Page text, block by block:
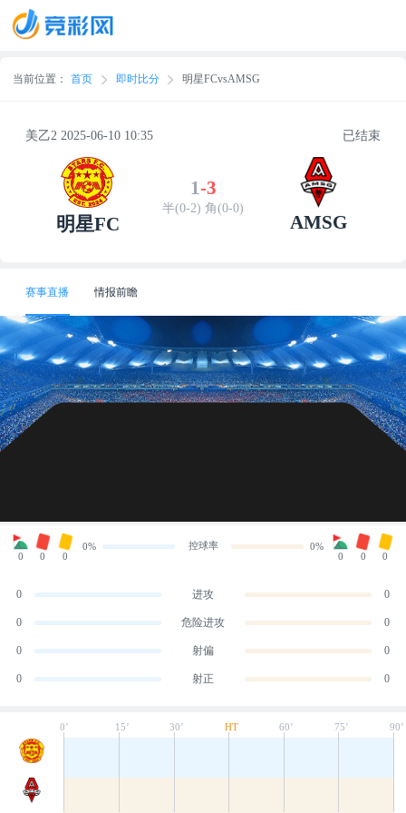
当前位置： 首页 即时比分 明星FCvsAMSG
美乙2 2025-06-10 10:35 已结束
明星FC
1-3
半(0-2) 角(0-0)
AMSG
赛事直播 情报前瞻
0 0 0
0% 控球率
0%
0
0 0
0 进攻 0
0 危险进攻 0
0 射偏 0
0 射正 0
0’ 15’ 30’ HT 60’ 75’ 90’